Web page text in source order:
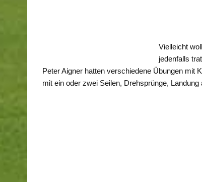
Vielleicht
jedenfalls
Peter Aigner hatten verschiedene Übungen mit
mit ein oder zwei Seilen, Drehsprünge,